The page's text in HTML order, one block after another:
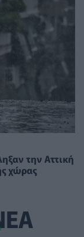
την Αττική
χώρας